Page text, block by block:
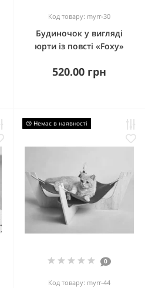
Код товару: myrr-30
Будиночок у вигляді
юрти із повсті «Foxy»
520.00 грн
😢 Немає в наявності
0
Код товару: myrr-44